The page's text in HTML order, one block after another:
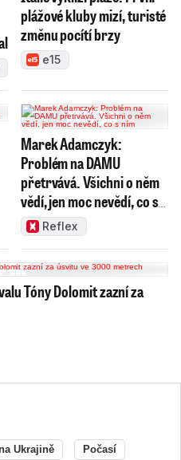
plážové kluby mizí, turisté
změnu pocítí brzy
e15
Marek Adamczyk:
Problém na DAMU
přetrvává. Všichni o něm
vědí, jen moc nevědí, co s
nímReflex
Tóny Dolomit zazní za
Ukrajině Počasí